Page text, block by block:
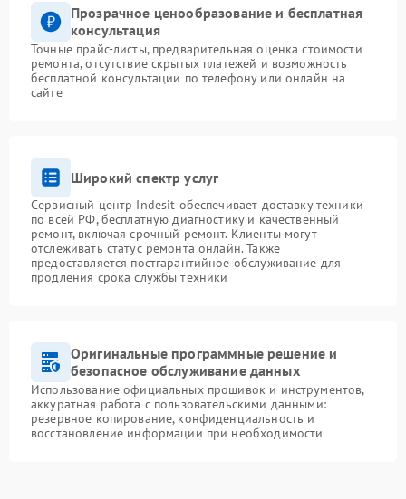
Прозрачное ценообразование и бесплатная
консультация
Точные прайс-листы, предварительная оценка стоимости
ремонта, отсутствие скрытых платежей и возможность
бесплатной консультации по телефону или онлайн на
сайте
Широкий спектр услуг
Сервисный центр Indesit обеспечивает доставку техники
по всей РФ, бесплатную диагностику и качественный
ремонт, включая срочный ремонт. Клиенты могут
отслеживать статус ремонта онлайн. Также
предоставляется постгарантийное обслуживание для
продления срока службы техники
Оригинальные программные решение и
безопасное обслуживание данных
Использование официальных прошивок и инструментов,
аккуратная работа с пользовательскими данными:
резервное копирование, конфиденциальность и
восстановление информации при необходимости